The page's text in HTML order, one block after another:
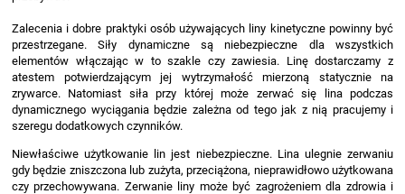
Zalecenia i dobre praktyki osób używających liny kinetyczne powinny być
przestrzegane. Siły dynamiczne są niebezpieczne dla wszystkich
elementów włączając w to szakle czy zawiesia. Linę dostarczamy z
atestem potwierdzającym jej wytrzymałość mierzoną statycznie na
zrywarce. Natomiast siła przy której może zerwać się lina podczas
dynamicznego wyciągania będzie zależna od tego jak z nią pracujemy i
szeregu dodatkowych czynników.
Niewłaściwe użytkowanie lin jest niebezpieczne. Lina ulegnie zerwaniu
gdy będzie zniszczona lub zużyta, przeciążona, nieprawidłowo użytkowana
czy przechowywana. Zerwanie liny może być zagrożeniem dla zdrowia i